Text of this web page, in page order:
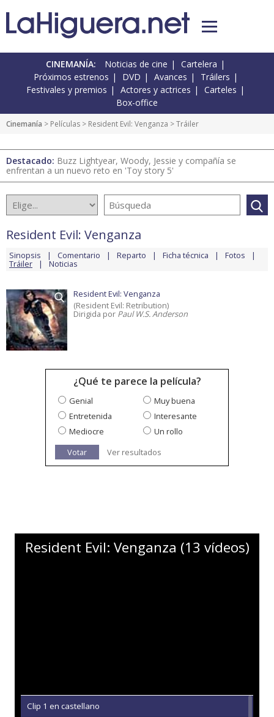
CINEMANÍA: Noticias de cine
Cartelera
Próximos estrenos
DVD Avances
Tráilers
Festivales y premios
Actores y actrices
Carteles
Box-office
Cinemanía > Películas > Resident Evil: Venganza > Tráiler
Destacado: Buzz Lightyear, Woody, Jessie y compañía se
enfrentan a un nuevo reto en 'Toy story 5'
Resident Evil: Venganza
Sinopsis Comentario Reparto Ficha técnica Fotos
Tráiler Noticias
Resident Evil: Venganza
(Resident Evil: Retribution)
Dirigida por Paul W.S. Anderson
¿Qué te parece la película?
Genial
Muy buena
Entretenida
Interesante
Mediocre
Un rollo
Votar
Ver resultados
Resident Evil: Venganza (13 vídeos)
Clip 1 en castellano